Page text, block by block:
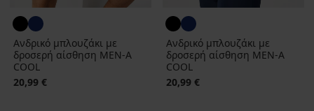
Ανδρικό μπλουζάκι με
δροσερή αίσθηση MEN‑A
COOL
20,99 €
Ανδρικό μπλουζάκι με
δροσερή αίσθηση MEN‑A
COOL
20,99 €